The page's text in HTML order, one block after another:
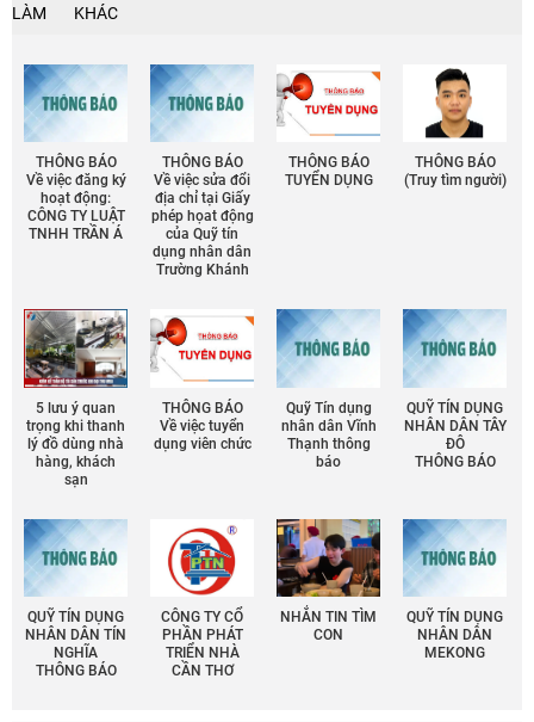
LÀM KHÁC
THÔNG BÁO
Về việc đăng ký
hoạt động:
CÔNG TY LUẬT
TNHH TRẦN Á
THÔNG BÁO
Về việc sửa đổi
địa chỉ tại Giấy
phép họat động
của Quỹ tín
dụng nhân dân
Trường Khánh
THÔNG BÁO
TUYỂN DỤNG
THÔNG BÁO
(Truy tìm người)
5 lưu ý quan
trọng khi thanh
lý đồ dùng nhà
hàng, khách
sạn
THÔNG BÁO
Về việc tuyển
dụng viên chức
Quỹ Tín dụng
nhân dân Vĩnh
Thạnh thông
báo
QUỸ TÍN DỤNG
NHÂN DÂN TÂY
ĐÔ
THÔNG BÁO
QUỸ TÍN DỤNG
NHÂN DÂN TÍN
NGHĨA
THÔNG BÁO
CÔNG TY CỔ
PHẦN PHÁT
TRIỂN NHÀ
CẦN THƠ
NHẮN TIN TÌM
CON
QUỸ TÍN DỤNG
NHÂN DÂN
MEKONG